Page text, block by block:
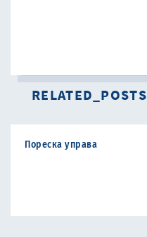
RELATED_POSTS
Пореска управа